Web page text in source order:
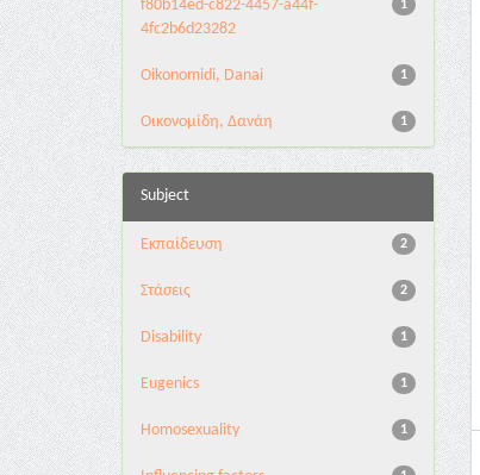
1
f80b14ed-c822-4457-a44f-
4fc2b6d23282
1
Oikonomidi, Danai
1
Οικονομίδη, Δανάη
Subject
2
Εκπαίδευση
2
Στάσεις
1
Disability
1
Eugenics
1
Homosexuality